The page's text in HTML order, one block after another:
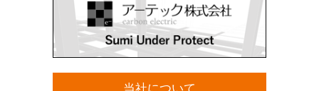
当社について